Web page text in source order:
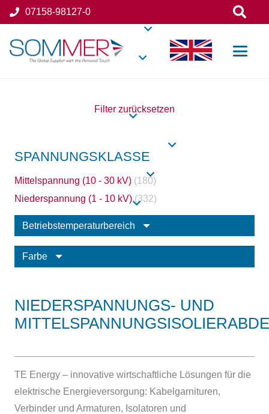
07158-98127-0
Filter zurücksetzen
SPANNUNGSKLASSE
Mittelspannung (10 - 30 kV) (180)
Niederspannung (1 - 10 kV) (332)
Betriebstemperaturbereich
Farbe
NIEDERSPANNUNGS- UND
TE Energy – innovative wirtschaftliche Lösungen für die
elektrische Energieversorgung: Kabelgarnituren,
Verbinder und Armaturen, Isolatoren und